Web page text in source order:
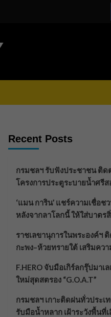
Recent Posts
กรมชลฯ รับฟังประชาชน ติ
โครงการประตูระบายน้ำศรีส
‘แมน การิน’ แชร์ความเชื่อช
หลังจากลาโลกนี้ ให้ใส่บาตร
ราชเลขานุการในพระองค์ฯ
กะพง–ห้วยทรายใต้ เสริมคว
F.HERO จับมือเกิร์ลกรุ๊ปมาเ
ใหม่สุดสตรอง “G.O.A.T”
กรมชลฯ เกาะติดฝนทั่วประเ
รับมือน้ำหลาก เฝ้าระวังพื้นที่เ